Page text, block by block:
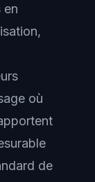
en
où
de